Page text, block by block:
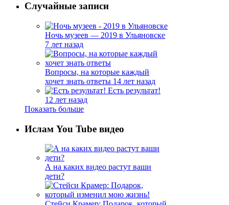
Случайные записи
Ночь музеев — 2019 в Ульяновске
7 лет назад
Вопросы, на которые каждый
хочет знать ответы 14 лет назад
Есть результат!
12 лет назад
Показать больше
Ислам You Tube видео
А на каких видео растут ваши
дети?